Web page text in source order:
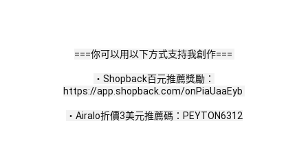
===你可以用以下方式支持我創作===
・Shopback百元推薦獎勵：
https://app.shopback.com/onPiaUaaEyb
・Airalo折價3美元推薦碼：PEYTON6312